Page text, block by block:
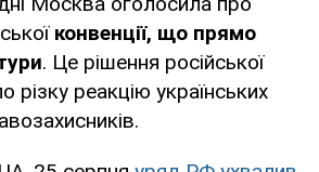
конвенції, що прямо
. Це рішення російської
різку реакцію українських